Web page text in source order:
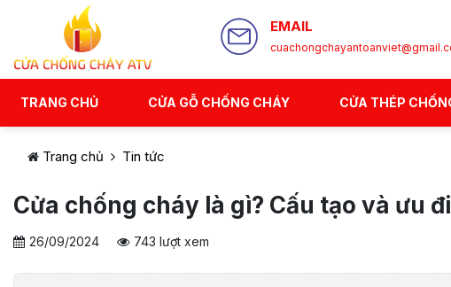
EMAIL
TRANG CHỦ CỬA GỖ CHỐNG CHÁY CỬA THÉP
Trang chủ Tin tức
Cửa chống cháy là gì? Cấu tạo và ưu
26/09/2024 743 lượt xem